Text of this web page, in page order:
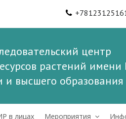
центр
растений
и высшего образования
в лицах Мероприятия